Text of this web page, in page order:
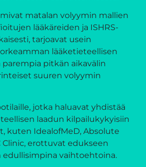
matalan volyymin mallien
lääkäreiden ja ISHRS-
tarjoavat usein
lääketieteellisen
pitkän aikavälin
suuren volyymin
jotka haluavat yhdistää
laadun kilpailukykyisiin
kuten IdealofMeD, Absolute
Clinic, erottuvat edukseen
edullisimpina vaihtoehtoina.